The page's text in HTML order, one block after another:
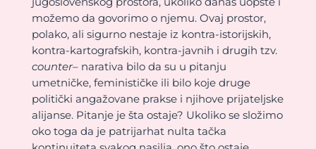
možemo da govorimo o njemu. Ovaj prostor,
polako, ali sigurno nestaje iz kontra-istorijskih,
kontra-kartografskih, kontra-javnih i drugih tzv.
counter– narativa bilo da su u pitanju
umetničke, feminističke ili bilo koje druge
politički angažovane prakse i njihove prijateljske
alijanse. Pitanje je šta ostaje? Ukoliko se složimo
oko toga da je patrijarhat nulta tačka